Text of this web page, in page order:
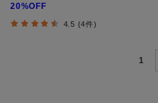
20%OFF
4.5 (4件)
1